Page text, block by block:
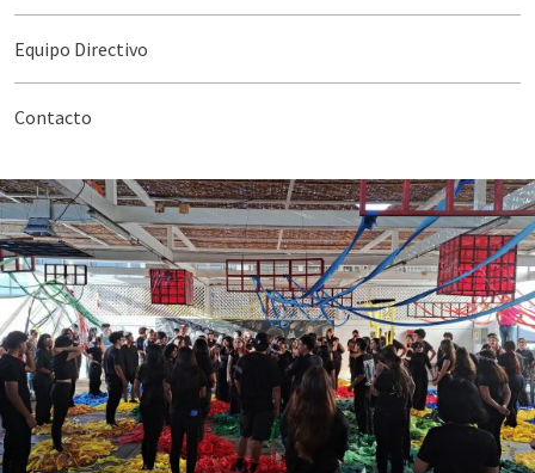
Equipo Directivo
Contacto